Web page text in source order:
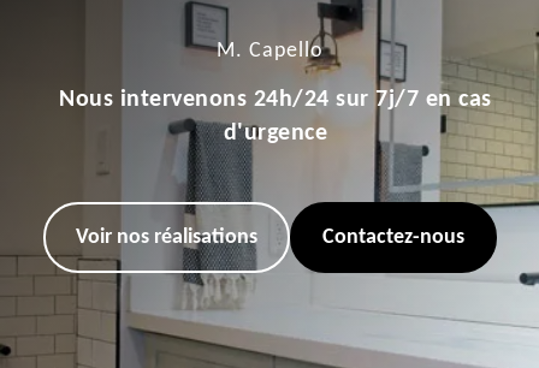
M. Capello
Nous intervenons 24h/24 sur 7j/7 en cas
d'urgence
Voir nos réalisations Contactez-nous